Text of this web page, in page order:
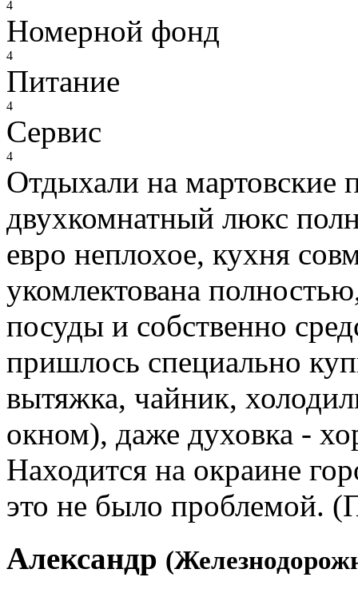
4
Номерной фонд
4
Питание
4
Сервис
4
Отдыхали на мартовские
двухкомнатный люкс
евро неплохое, кухня
укомлектована
посуды и собственно
пришлось специально
вытяжка, чайник,
окном), даже духовка -
Находится на окраине
это не было проблемой.
Александр